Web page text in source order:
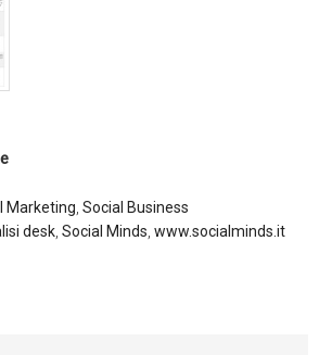
Marketing ,Social Business
desk ,Social Minds ,www.socialminds.it